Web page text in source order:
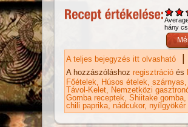
hány
A teljes bejegyzés itt olvasható |
A hozzászóláshoz regisztráció és
Főételek
Húsos ételek szárnyas
Távol-Kelet
Nemzetközi
Gomba receptek Shiitake gomba
chili paprika nádcukor nyílgyökér